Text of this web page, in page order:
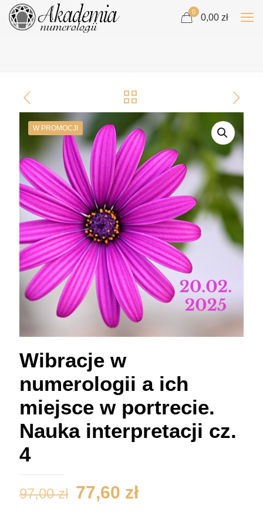
0
0,00 zł
W PROMOCJI
Wibracje w
numerologii a ich
miejsce w portrecie.
Nauka interpretacji cz.
4
97,00zł Pierwotna
77,60 złAktualna